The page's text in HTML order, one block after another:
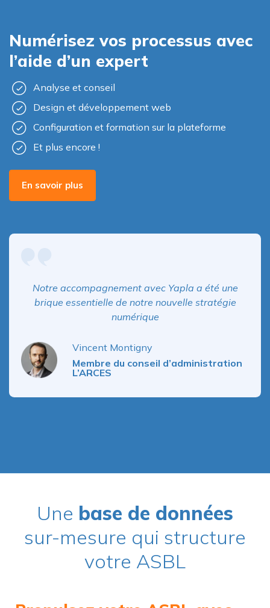
Notre accompagnement avec Yapla a été une
brique essentielle de notre nouvelle stratégie
numérique
Vincent Montigny
Membre du conseil d’administration
L’ARCES
Numérisez vos processus avec
l’aide d’un expert
Analyse et conseil
Design et développement web
Configuration et formation sur la plateforme
Et plus encore !
En savoir plus
Une base de données
sur-mesure qui structure
votre ASBL